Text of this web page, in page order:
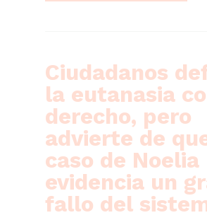
Ciudadanos
la eutanasia
derecho, pero
advierte de
caso de Noelia
evidencia un
fallo del